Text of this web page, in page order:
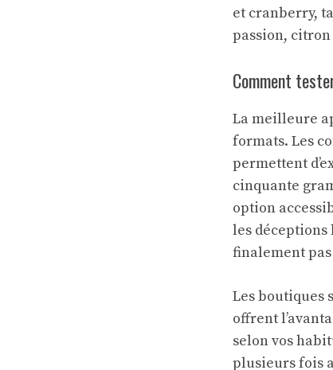
et cranberry,
passion,
Comment
La meilleure
formats. Les
permettent
cinquante
option
les déceptions
finalement
Les boutiques
offrent
selon vos
plusieurs fois